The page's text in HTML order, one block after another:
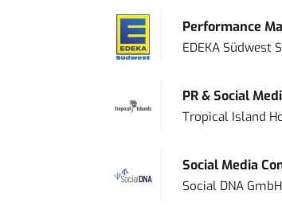
Performance
EDEKA Südwest
PR & Social
Tropical Island
Social Media
Social DNA GmbH